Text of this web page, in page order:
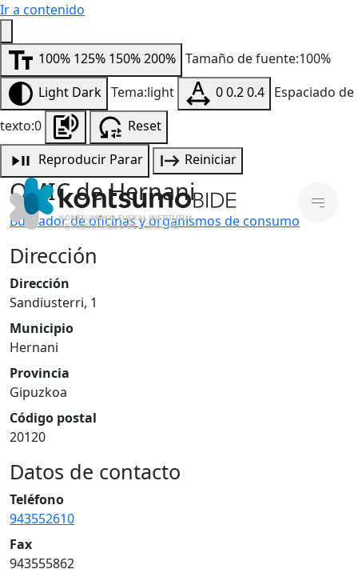
Ir a contenido
100% 125% 150%200% Tamaño de fuente:100%
Light Dark Tema:light 00.20.4 Espaciado de
texto:0
Reset
Reproducir Parar Reiniciar
OMIC de Hernani
Buscador de oficinas y organismos de consumo
Dirección
Dirección
Sandiusterri, 1
Municipio
Hernani
Provincia
Gipuzkoa
Código postal
20120
Datos de contacto
Teléfono
943552610
Fax
943555862